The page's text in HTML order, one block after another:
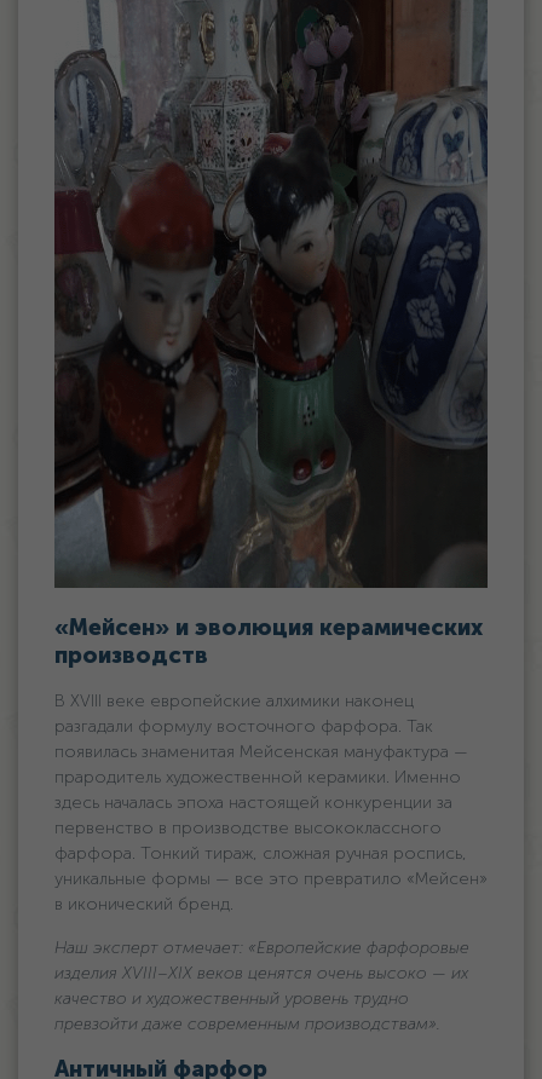
«Мейсен» и эволюция керамических
производств
В XVIII веке европейские алхимики наконец
разгадали формулу восточного фарфора. Так
появилась знаменитая Мейсенская мануфактура —
прародитель художественной керамики. Именно
здесь началась эпоха настоящей конкуренции за
первенство в производстве высококлассного
фарфора. Тонкий тираж, сложная ручная роспись,
уникальные формы — все это превратило «Мейсен»
в иконический бренд.
Наш эксперт отмечает: «Европейские фарфоровые
изделия XVIII–XIX веков ценятся очень высоко — их
качество и художественный уровень трудно
превзойти даже современным производствам».
Античный фарфор